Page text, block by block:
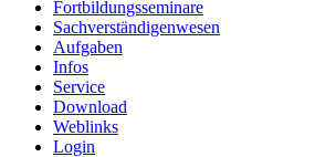
Fortbildungsseminare
Sachverständigenwesen
Aufgaben
Infos
Service
Download
Weblinks
Login